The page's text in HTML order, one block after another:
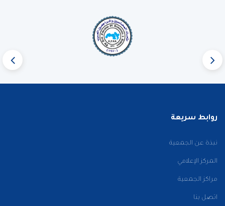
روابط سريعة
نبذة عن الجمعية
المركز الإعلامي
مراكز الجمعية
اتصل بنا